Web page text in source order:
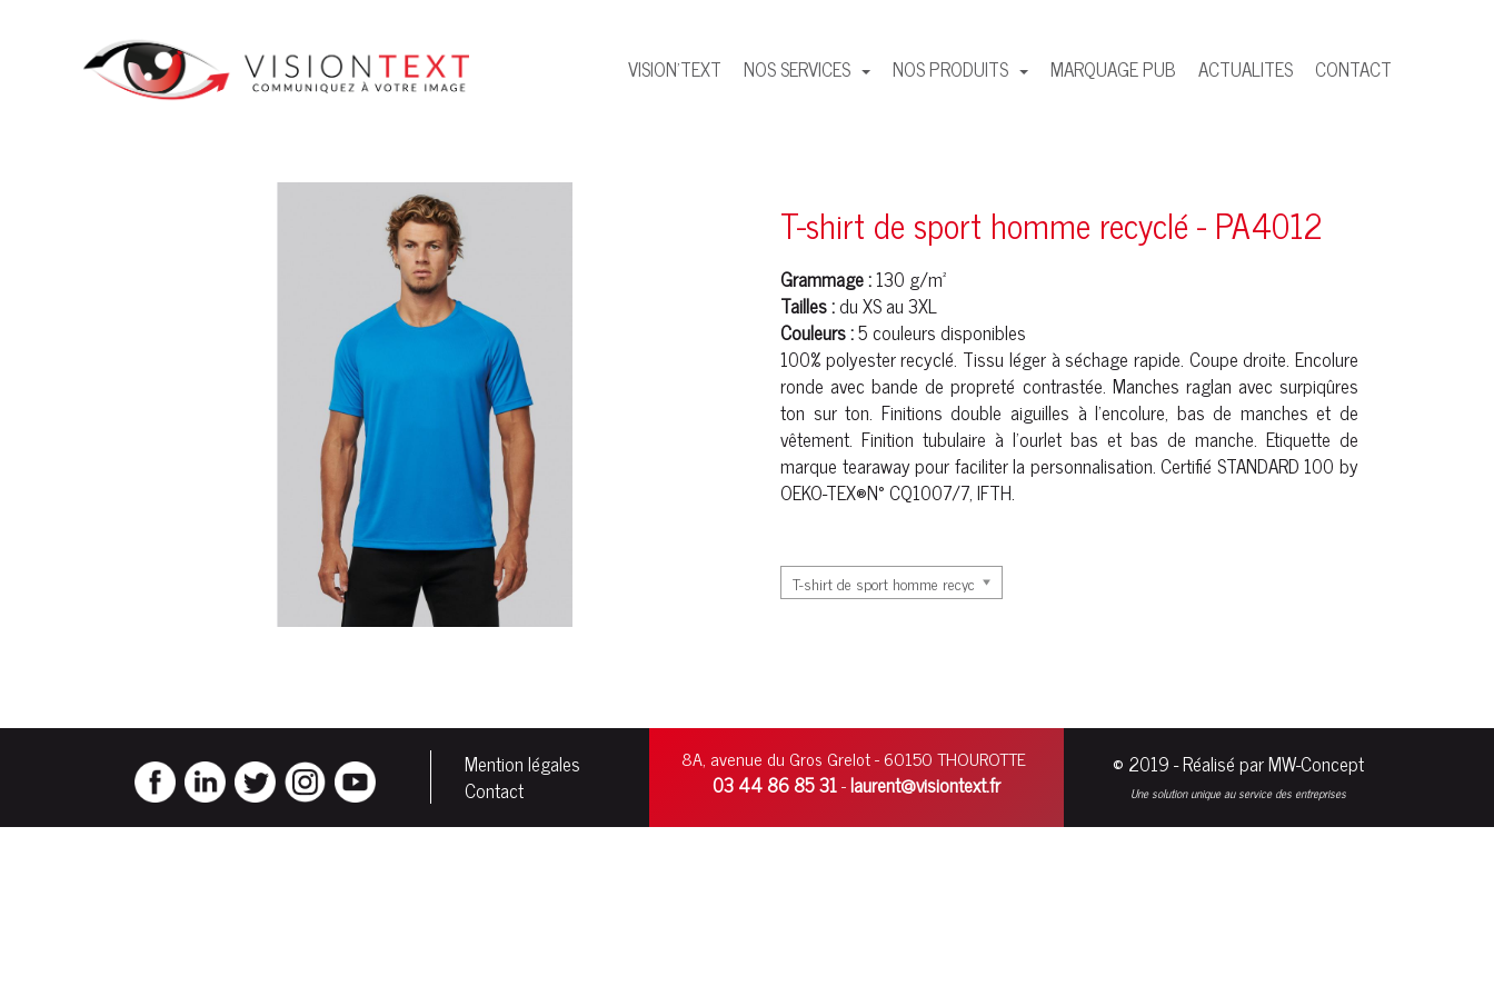
VISION'TEXT NOS SERVICES NOS PRODUITS MARQUAGE PUB ACTUALITES CONTACT
T-shirt de sport homme recyclé - PA4012
Grammage :130 g/m²
Tailles :du XS au 3XL
Couleurs :5 couleurs disponibles
100%polyesterrecyclé. Tissu léger à séchage rapide. Coupe droite. Encolure
ronde avec bande de propreté contrastée. Manches raglan avec surpiqûres
ton sur ton. Finitions double aiguilles à l'encolure, bas de manches et de
vêtement. Finition tubulaire à l'ourlet bas et bas de manche. Etiquette de
marque tearaway pour faciliter la personnalisation. Certifié STANDARD 100 by
OEKO-TEX®N° CQ1007/7, IFTH.
Mention légales
Contact
8A, avenue du Gros Grelot - 60150 THOUROTTE
03 44 86 85 31-laurent@visiontext.fr
© 2019 - Réalisé par MW-Concept
Une solution unique au service des entreprises